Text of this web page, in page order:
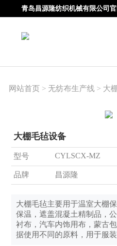
青岛昌源隆纺织机械有限公司官
网站首页> 无纺布生产线> 大
大棚毛毡设备
型号 CYLSCX-MZ
品牌 昌源隆
大棚毛毡主要用于温室大棚
保温，遮盖混凝土精制品，
衬布，汽车内饰用布，蒙古
据使用不同的原料，用于服装